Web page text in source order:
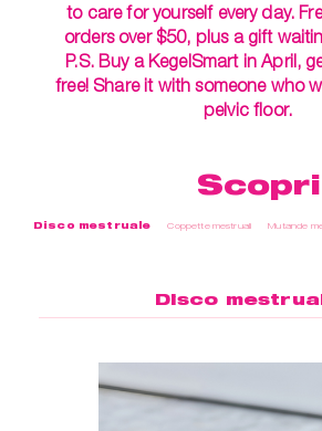
to care for yourself every day.
orders over $50, plus a gift
P.S. Buy a KegelSmart in April,
free! Share it with someone who
pelvic floor.
Scopri
Disco mestruale Coppette mestruali Mutande
Disco